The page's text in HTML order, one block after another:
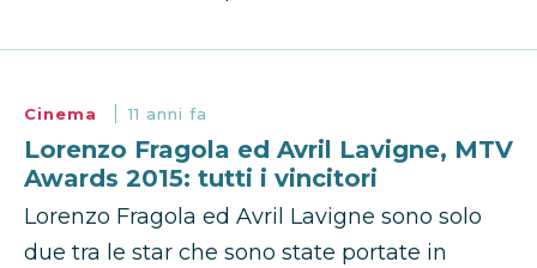
Cinema 11 anni fa
Lorenzo Fragola ed Avril Lavigne, MTV
Awards 2015: tutti i vincitori
Lorenzo Fragola ed Avril Lavigne sono solo
due tra le star che sono state portate in